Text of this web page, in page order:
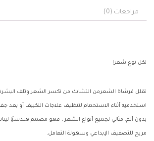
مراجعات (0)
لكل نوع شعر!
تقلل فرشاة الشعرمن التشابك من تكسر الشعر وتلف
استخدميه أثناء الاستحمام لتنظيف علاجات التكييف أو بعد
بدون ألم. مثالي لجميع أنواع الشعر ، فهو مصمم هندسيًا
مريح للتصفيف الإبداعي وسهولة التعامل.